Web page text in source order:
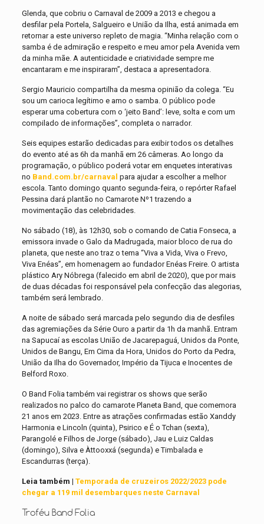
Glenda, que cobriu o Carnaval de 2009 a 2013 e chegou a
desfilar pela Portela, Salgueiro e União da Ilha, está animada em
retornar a este universo repleto de magia. “Minha relação com o
samba é de admiração e respeito e meu amor pela Avenida vem
da minha mãe. A autenticidade e criatividade sempre me
encantaram e me inspiraram”, destaca a apresentadora.
Sergio Mauricio compartilha da mesma opinião da colega. “Eu
sou um carioca legítimo e amo o samba. O público pode
esperar uma cobertura com o ‘jeito Band’: leve, solta e com um
compilado de informações”, completa o narrador.
Seis equipes estarão dedicadas para exibir todos os detalhes
do evento até as 6h da manhã em 26 câmeras. Ao longo da
programação, o público poderá votar em enquetes interativas
no Band.com.br/carnaval para ajudar a escolher a melhor
escola. Tanto domingo quanto segunda-feira, o repórter Rafael
Pessina dará plantão no Camarote Nº1 trazendo a
movimentação das celebridades.
No sábado (18), às 12h30, sob o comando de Catia Fonseca, a
emissora invade o Galo da Madrugada, maior bloco de rua do
planeta, que neste ano traz o tema “Viva a Vida, Viva o Frevo,
Viva Enéas”, em homenagem ao fundador Enéas Freire. O artista
plástico Ary Nóbrega (falecido em abril de 2020), que por mais
de duas décadas foi responsável pela confecção das alegorias,
também será lembrado.
A noite de sábado será marcada pelo segundo dia de desfiles
das agremiações da Série Ouro a partir da 1h da manhã. Entram
na Sapucaí as escolas União de Jacarepaguá, Unidos da Ponte,
Unidos de Bangu, Em Cima da Hora, Unidos do Porto da Pedra,
União da Ilha do Governador, Império da Tijuca e Inocentes de
Belford Roxo.
O Band Folia também vai registrar os shows que serão
realizados no palco do camarote Planeta Band, que comemora
21 anos em 2023. Entre as atrações confirmadas estão Xanddy
Harmonia e Lincoln (quinta), Psirico e É o Tchan (sexta),
Parangolé e Filhos de Jorge (sábado), Jau e Luiz Caldas
(domingo), Silva e Àttooxxá (segunda) e Timbalada e
Escandurras (terça).
Leia também | Temporada de cruzeiros 2022/2023 pode
chegar a 119 mil desembarques neste Carnaval
Troféu Band Folia